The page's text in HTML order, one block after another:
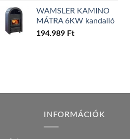
WAMSLER KAMINO
MÁTRA 6KW kandalló
194.989 Ft
INFORMÁCIÓK